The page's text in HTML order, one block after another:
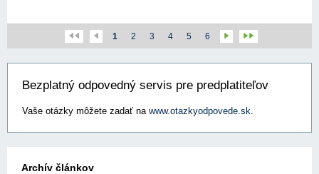
1 2 3 4 5 6
Bezplatný odpovedný servis pre predplatiteľov
Vaše otázky môžete zadať na www.otazkyodpovede.sk.
Archív článkov